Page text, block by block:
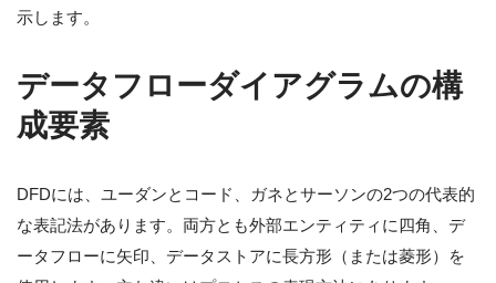
示します。
データフローダイアグラムの構
成要素
DFDには、ユーダンとコード、ガネとサーソンの2つの代表的
な表記法があります。両方とも外部エンティティに四角、デ
ータフローに矢印、データストアに長方形（または菱形）を